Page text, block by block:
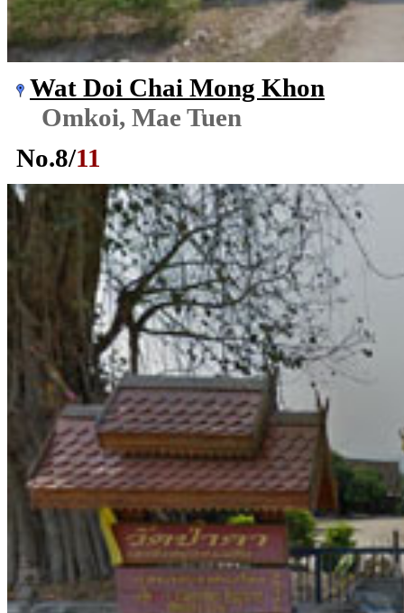
Wat Doi Chai Mong Khon
Omkoi, Mae Tuen
No.8/11